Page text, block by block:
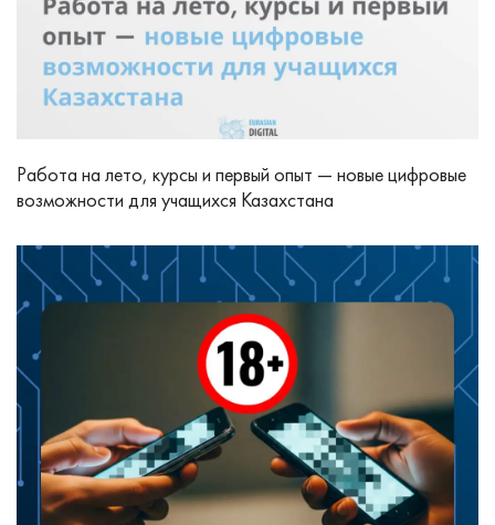
Работа на лето, курсы и первый опыт — новые цифровые
возможности для учащихся Казахстана